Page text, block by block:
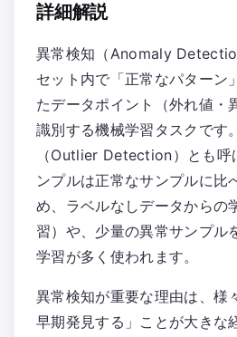
詳細解説
異常検知（Anomaly
セット内で「正常なパターン
たデータポイント（外れ値・
識別する機械学習タスクです
（Outlier Detection）とも呼
ンプルは正常なサンプルに比
め、ラベルなしデータからの
習）や、少量の異常サンプル
学習が多く使われます。
異常検知が重要な理由は、様
早期発見する」ことが大きな